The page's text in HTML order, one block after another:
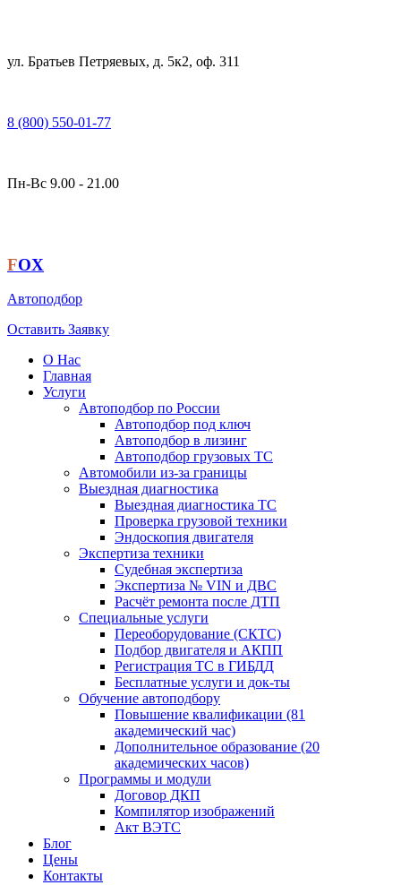
ул. Братьев Петряевых, д. 5к2, оф. 311
8 (800) 550-01-77
Пн-Вс 9.00 - 21.00
FOX
Автоподбор
Оставить Заявку
О Нас
Главная
Услуги
Автоподбор по России
Автоподбор под ключ
Автоподбор в лизинг
Автоподбор грузовых ТС
Автомобили из-за границы
Выездная диагностика
Выездная диагностика ТС
Проверка грузовой техники
Эндоскопия двигателя
Экспертиза техники
Судебная экспертиза
Экспертиза № VIN и ДВС
Расчёт ремонта после ДТП
Специальные услуги
Переоборудование (СКТС)
Подбор двигателя и АКПП
Регистрация ТС в ГИБДД
Бесплатные услуги и док-ты
Обучение автоподбору
Повышение квалификации (81
академический час)
Дополнительное образование (20
академических часов)
Программы и модули
Договор ДКП
Компилятор изображений
Акт ВЭТС
Блог
Цены
Контакты